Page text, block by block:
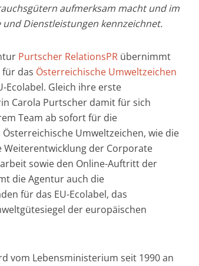
aufmerksam macht und im
Dienstleistungen kennzeichnet.
Purtscher RelationsPR übernimmt
das Österreichische Umweltzeichen
Ecolabel. Gleich ihre erste
Carola Purtscher damit für sich
Team ab sofort für die
Umweltzeichen, wie die
der Corporate
sowie den Online-Auftritt der
die Agentur auch die
für das EU-Ecolabel, das
der europäischen
vom Lebensministerium seit 1990 an